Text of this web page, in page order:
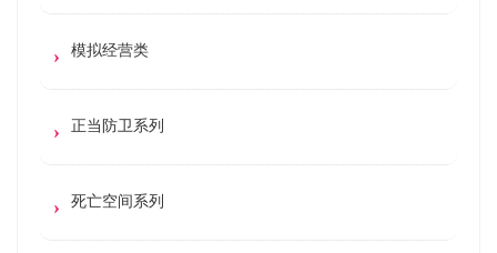
模拟经营类
正当防卫系列
死亡空间系列